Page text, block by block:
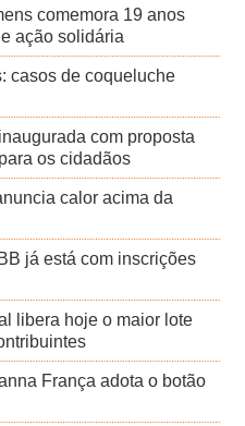
comemora 19 anos
ação solidária
casos de coqueluche
com proposta
os cidadãos
calor acima da
já está com inscrições
libera hoje o maior lote
França adota o botão